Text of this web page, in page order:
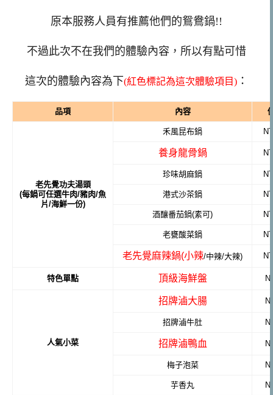
原本服務人員有推薦他們的鴛鴦鍋!!
不過此次不在我們的體驗內容，所以有點可惜
這次的體驗內容為下(紅色標記為這次體驗項目) ：
品項 內容
老先覺功夫湯頭
(每鍋可任選牛肉/豬肉/魚
片/海鮮一份)
禾風昆布鍋
養身龍骨鍋
珍味胡麻鍋
港式沙茶鍋
酒釀番茄鍋(素可)
老甕酸菜鍋
老先覺麻辣鍋(小辣/中辣/大辣)
特色單點 頂級海鮮盤
人氣小菜
招牌滷大腸
招牌滷牛肚
招牌滷鴨血
梅子泡菜
芋香丸